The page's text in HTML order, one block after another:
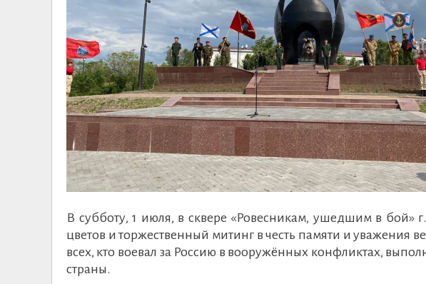
В субботу, 1 июля, в сквере «Ровесникам, ушедшим в бой»
цветов и торжественный митинг в честь памяти и уважения
всех, кто воевал за Россию в вооружённых конфликтах,
страны.